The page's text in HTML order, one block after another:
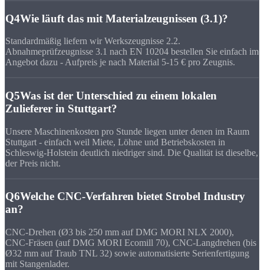
Q4Wie läuft das mit Materialzeugnissen (3.1)?
Standardmäßig liefern wir Werkszeugnisse 2.2.
Abnahmeprüfzeugnisse 3.1 nach EN 10204 bestellen Sie einfach im
Angebot dazu - Aufpreis je nach Material 5-15 € pro Zeugnis.
Q5Was ist der Unterschied zu einem lokalen
Zulieferer in Stuttgart?
Unsere Maschinenkosten pro Stunde liegen unter denen im Raum
Stuttgart - einfach weil Miete, Löhne und Betriebskosten in
Schleswig-Holstein deutlich niedriger sind. Die Qualität ist dieselbe,
der Preis nicht.
Q6Welche CNC-Verfahren bietet Strobel Industry
an?
CNC-Drehen (Ø3 bis 250 mm auf DMG MORI NLX 2000),
CNC-Fräsen (auf DMG MORI Ecomill 70), CNC-Langdrehen (bis
Ø32 mm auf Traub TNL 32) sowie automatisierte Serienfertigung
mit Stangenlader.